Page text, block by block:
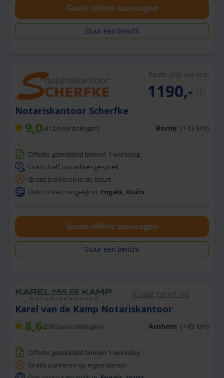
Gratis offerte aanvragen
Stuur een bericht
Beste prijs via ons:
1190,-
Notariskantoor Scherfke
9,0(41 beoordelingen) Borne (+43 km)
Offerte gemiddeld binnen 1 werkdag
Gratis half uur adviesgesprek
Gratis parkeren in de buurt
Ook contact mogelijk in: Engels, Duits
Gratis offerte aanvragen
Stuur een bericht
Vraag tarief op
Karel van de Kamp Notariskantoor
8,6(296 beoordelingen) Arnhem (+45 km)
Offerte gemiddeld binnen 1 werkdag
Gratis parkeren op eigen terrein